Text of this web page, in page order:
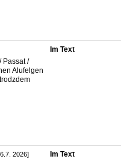
Passat /
Alufelgen
Im Text
2026] Im Text